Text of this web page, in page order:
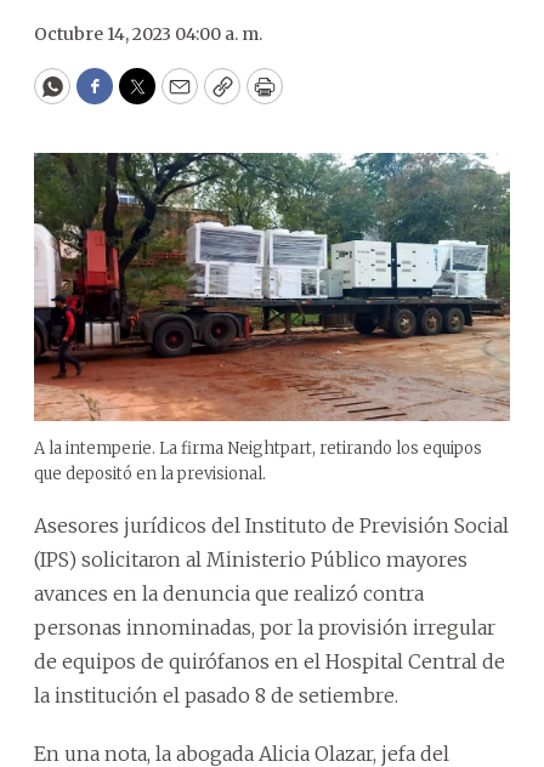
Octubre 14, 2023 04:00 a. m.
WhatsApp
Facebook
Twitter
EmailCopyPrint
A la intemperie. La firma Neightpart, retirando los equipos
que depositó en la previsional.
Asesores jurídicos del Instituto de Previsión Social
(IPS) solicitaron al Ministerio Público mayores
avances en la denuncia que realizó contra
personas innominadas, por la provisión irregular
de equipos de quirófanos en el Hospital Central de
la institución el pasado 8 de setiembre.
En una nota, la abogada Alicia Olazar, jefa del